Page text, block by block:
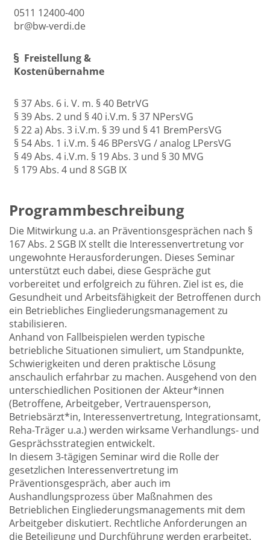
0511 12400-400
br@bw-verdi.de
Freistellung &
Kostenübernahme
§ 37 Abs. 6 i. V. m. § 40 BetrVG
§ 39 Abs. 2 und § 40 i.V.m. § 37 NPersVG
§ 22 a) Abs. 3 i.V.m. § 39 und § 41 BremPersVG
§ 54 Abs. 1 i.V.m. § 46 BPersVG / analog LPersVG
§ 49 Abs. 4 i.V.m. § 19 Abs. 3 und § 30 MVG
§ 179 Abs. 4 und 8 SGB IX
Programmbeschreibung
Die Mitwirkung u.a. an Präventionsgesprächen nach §
167 Abs. 2 SGB IX stellt die Interessenvertretung vor
ungewohnte Herausforderungen. Dieses Seminar
unterstützt euch dabei, diese Gespräche gut
vorbereitet und erfolgreich zu führen. Ziel ist es, die
Gesundheit und Arbeitsfähigkeit der Betroffenen durch
ein Betriebliches Eingliederungsmanagement zu
stabilisieren.
Anhand von Fallbeispielen werden typische
betriebliche Situationen simuliert, um Standpunkte,
Schwierigkeiten und deren praktische Lösung
anschaulich erfahrbar zu machen. Ausgehend von den
unterschiedlichen Positionen der Akteur*innen
(Betroffene, Arbeitgeber, Vertrauensperson,
Betriebsärzt*in, Interessenvertretung, Integrationsamt,
Reha-Träger u.a.) werden wirksame Verhandlungs- und
Gesprächsstrategien entwickelt.
In diesem 3-tägigen Seminar wird die Rolle der
gesetzlichen Interessenvertretung im
Präventionsgespräch, aber auch im
Aushandlungsprozess über Maßnahmen des
Betrieblichen Eingliederungsmanagements mit dem
Arbeitgeber diskutiert. Rechtliche Anforderungen an
die Beteiligung und Durchführung werden erarbeitet.